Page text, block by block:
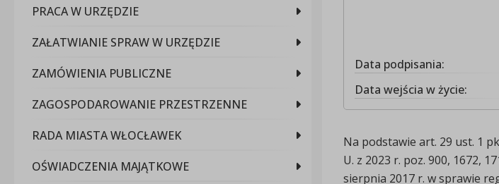
PRACA W URZĘDZIE
ZAŁATWIANIE SPRAW W URZĘDZIE
ZAMÓWIENIA PUBLICZNE
ZAGOSPODAROWANIE PRZESTRZENNE
RADA MIASTA WŁOCŁAWEK
OŚWIADCZENIA MAJĄTKOWE
Data podpisania:
Data wejścia w życie:
Na podstawie art. 29 ust. 1
U. z 2023 r. poz. 900, 1672,
sierpnia 2017 r. w sprawie